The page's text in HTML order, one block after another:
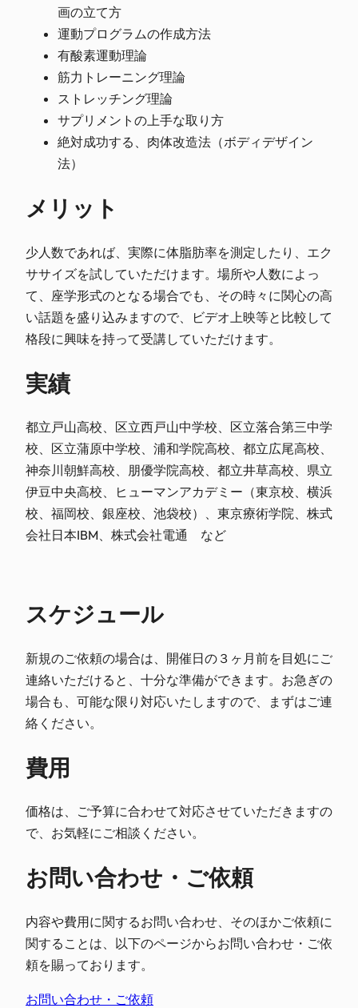
画の立て方
運動プログラムの作成方法
有酸素運動理論
筋力トレーニング理論
ストレッチング理論
サプリメントの上手な取り方
絶対成功する、肉体改造法（ボディデザイン
法）
メリット
少人数であれば、実際に体脂肪率を測定したり、エク
ササイズを試していただけます。場所や人数によっ
て、座学形式のとなる場合でも、その時々に関心の高
い話題を盛り込みますので、ビデオ上映等と比較して
格段に興味を持って受講していただけます。
実績
都立戸山高校、区立西戸山中学校、区立落合第三中学
校、区立蒲原中学校、浦和学院高校、都立広尾高校、
神奈川朝鮮高校、朋優学院高校、都立井草高校、県立
伊豆中央高校、ヒューマンアカデミー（東京校、横浜
校、福岡校、銀座校、池袋校）、東京療術学院、株式
会社日本IBM、株式会社電通 など
スケジュール
新規のご依頼の場合は、開催日の３ヶ月前を目処にご
連絡いただけると、十分な準備ができます。お急ぎの
場合も、可能な限り対応いたしますので、まずはご連
絡ください。
費用
価格は、ご予算に合わせて対応させていただきますの
で、お気軽にご相談ください。
お問い合わせ・ご依頼
内容や費用に関するお問い合わせ、そのほかご依頼に
関することは、以下のページからお問い合わせ・ご依
頼を賜っております。
お問い合わせ・ご依頼